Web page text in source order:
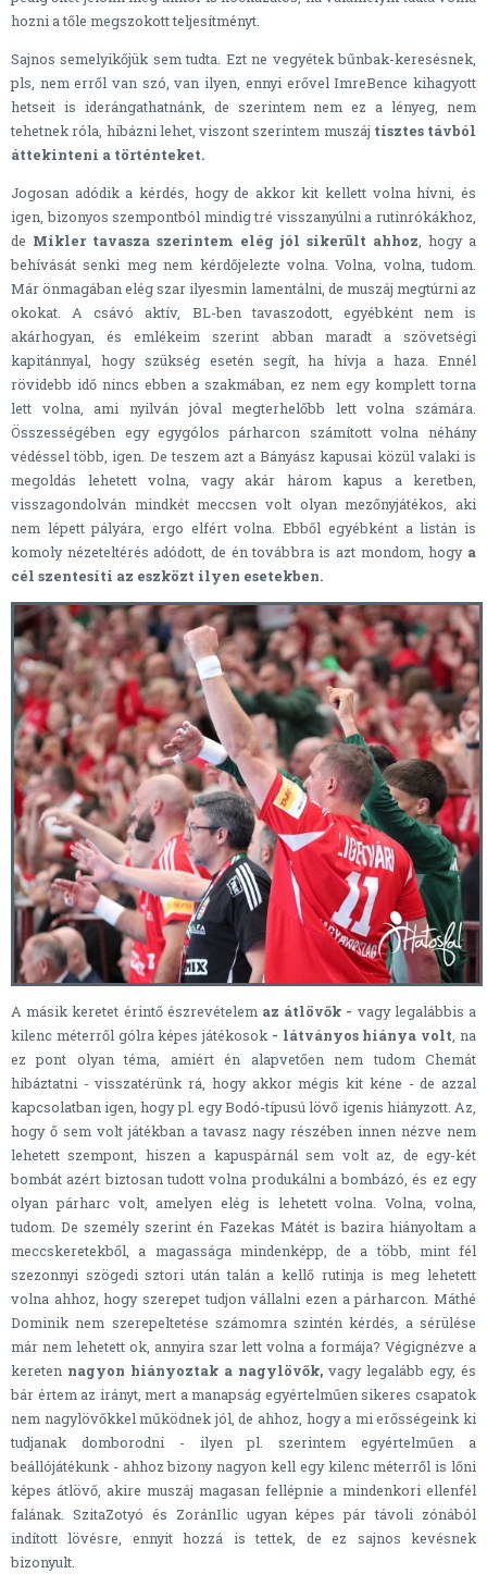
hozni a tőle megszokott teljesítményt.
Sajnos semelyikőjük sem tudta. Ezt ne vegyétek bűnbak-keresésnek,
pls, nem erről van szó, van ilyen, ennyi erővel ImreBence kihagyott
hetseit is iderángathatnánk, de szerintem nem ez a lényeg, nem
tehetnek róla, hibázni lehet, viszont szerintem muszáj tisztes távból
áttekinteni a történteket.
Jogosan adódik a kérdés, hogy de akkor kit kellett volna hívni, és
igen, bizonyos szempontból mindig tré visszanyúlni a rutinrókákhoz,
de Mikler tavasza szerintem elég jól sikerült ahhoz , hogy a
behívását senki meg nem kérdőjelezte volna. Volna, volna, tudom.
Már önmagában elég szar ilyesmin lamentálni, de muszáj megtúrni az
okokat. A csávó aktív, BL-ben tavaszodott, egyébként nem is
akárhogyan, és emlékeim szerint abban maradt a szövetségi
kapitánnyal, hogy szükség esetén segít, ha hívja a haza. Ennél
rövidebb idő nincs ebben a szakmában, ez nem egy komplett torna
lett volna, ami nyilván jóval megterhelőbb lett volna számára.
Összességében egy egygólos párharcon számított volna néhány
védéssel több, igen. De teszem azt a Bányász kapusai közül valaki is
megoldás lehetett volna, vagy akár három kapus a keretben,
visszagondolván mindkét meccsen volt olyan mezőnyjátékos, aki
nem lépett pályára, ergo elfért volna. Ebből egyébként a listán is
komoly nézeteltérés adódott, de én továbbra is azt mondom, hogy a
cél szentesíti az eszközt ilyen esetekben.
A másik keretet érintő észrevételem az átlövők - vagy legalábbis a
kilenc méterről gólra képes játékosok- látványos hiánya volt, na
ez pont olyan téma, amiért én alapvetően nem tudom Chemát
hibáztatni - visszatérünk rá, hogy akkor mégis kit kéne - de azzal
kapcsolatban igen, hogy pl. egy Bodó-típusú lövő igenis hiányzott. Az,
hogy ő sem volt játékban a tavasz nagy részében innen nézve nem
lehetett szempont, hiszen a kapuspárnál sem volt az, de egy-két
bombát azért biztosan tudott volna produkálni a bombázó, és ez egy
olyan párharc volt, amelyen elég is lehetett volna. Volna, volna,
tudom. De személy szerint én Fazekas Mátét is bazira hiányoltam a
meccskeretekből, a magassága mindenképp, de a több, mint fél
szezonnyi szögedi sztori után talán a kellő rutinja is meg lehetett
volna ahhoz, hogy szerepet tudjon vállalni ezen a párharcon. Máthé
Dominik nem szerepeltetése számomra szintén kérdés, a sérülése
már nem lehetett ok, annyira szar lett volna a formája? Végignézve a
kereten nagyon hiányoztak a nagylövők, vagy legalább egy, és
bár értem az irányt, mert a manapság egyértelműen sikeres csapatok
nem nagylövőkkel működnek jól, de ahhoz, hogy a mi erősségeink ki
tudjanak domborodni - ilyen pl. szerintem egyértelműen a
beállójátékunk - ahhoz bizony nagyon kell egy kilenc méterről is lőni
képes átlövő, akire muszáj magasan fellépnie a mindenkori ellenfél
falának. SzitaZotyó és ZoránIlic ugyan képes pár távoli zónából
indított lövésre, ennyit hozzá is tettek, de ez sajnos kevésnek
bizonyult.